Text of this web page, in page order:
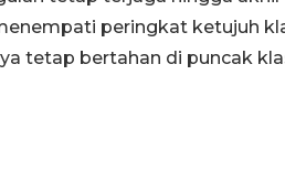
peringkat ketujuh
tetap bertahan di puncak